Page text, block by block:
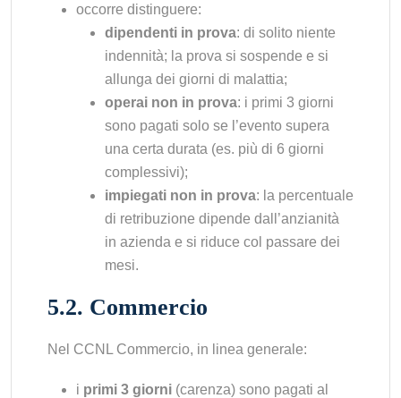
occorre distinguere:
dipendenti in prova: di solito niente
indennità; la prova si sospende e si
allunga dei giorni di malattia;
operai non in prova: i primi 3 giorni
sono pagati solo se l’evento supera
una certa durata (es. più di 6 giorni
complessivi);
impiegati non in prova: la percentuale
di retribuzione dipende dall’anzianità
in azienda e si riduce col passare dei
mesi.
5.2. Commercio
Nel CCNL Commercio, in linea generale:
i primi 3 giorni (carenza) sono pagati al